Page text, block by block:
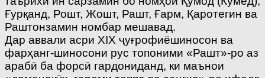
Ғурқанд, Рошт, Жошт, Рашт, Ғарм, Қаротегин ва
Раштонзамин номбар мешавад.
Дар аввали асри ХIХ ҷуғрофиёшиносон ва
фарҳанг-шиносони рус топоними «Рашт»-ро аз
арабӣ ба форсӣ гардониданд, ки маънои